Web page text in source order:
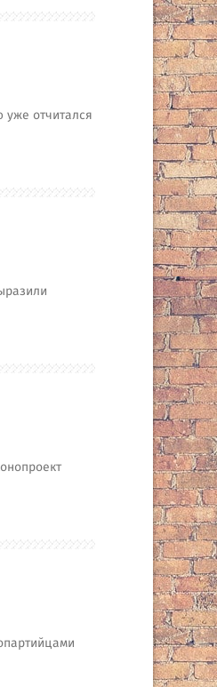
отчитался